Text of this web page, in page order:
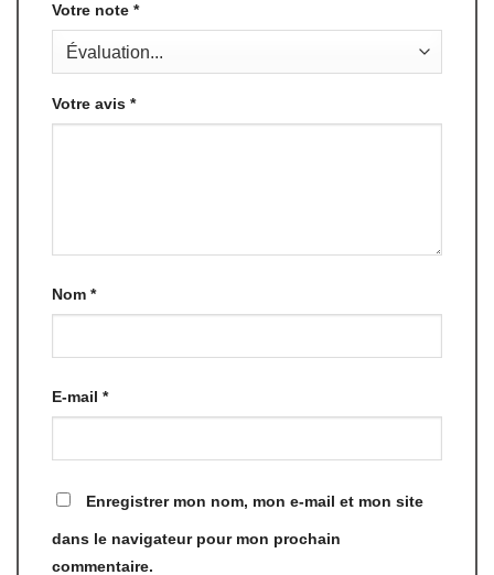
Votre note *
Votre avis *
Nom *
E-mail *
Enregistrer mon nom, mon e-mail et mon site
dans le navigateur pour mon prochain
commentaire.